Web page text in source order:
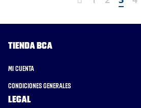
Tienda BCA
Mi cuenta
Condiciones generales
Legal